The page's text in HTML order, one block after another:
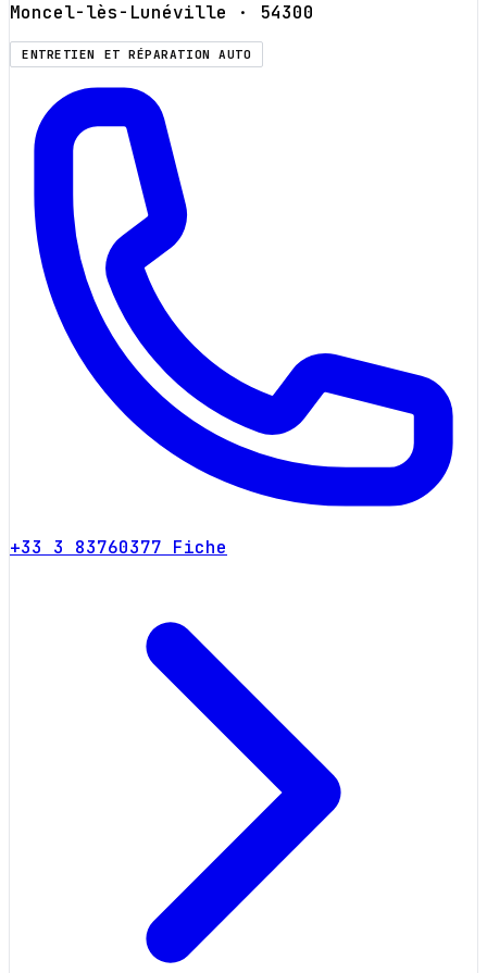
Moncel-lès-Lunéville · 54300
ENTRETIEN ET RÉPARATION AUTO
+33 3 83760377 Fiche